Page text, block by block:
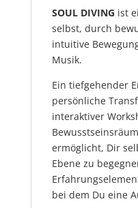
SOUL DIVING ist
selbst, durch
intuitive
Musik.
Ein tiefgehender
persönliche
interaktiver
ermöglicht, Dir
Ebene zu
bei dem Du eine